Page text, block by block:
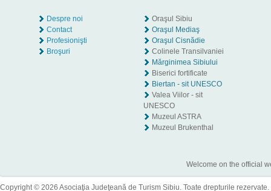
Despre noi
Contact
Profesionişti
Broşuri
Oraşul Sibiu
Oraşul Mediaş
Oraşul Cisnădie
Colinele Transilvaniei
Mărginimea Sibiului
Biserici fortificate
Biertan - sit UNESCO
Valea Viilor - sit
UNESCO
Muzeul ASTRA
Muzeul Brukenthal
Welcome on the official
Copyright © 2026 Asociaţia Judeţeană de Turism Sibiu. Toate drepturile rezervate.